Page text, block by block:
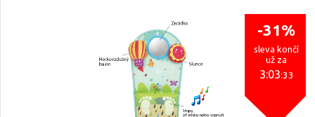
-31%
sleva končí
už za
3:03:32